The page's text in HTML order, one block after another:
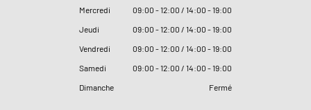
Mercredi
09:00 - 12:00 / 14:00 - 19:00
Jeudi
09:00 - 12:00 / 14:00 - 19:00
Vendredi
09:00 - 12:00 / 14:00 - 19:00
Samedi
09:00 - 12:00 / 14:00 - 19:00
Dimanche
Fermé